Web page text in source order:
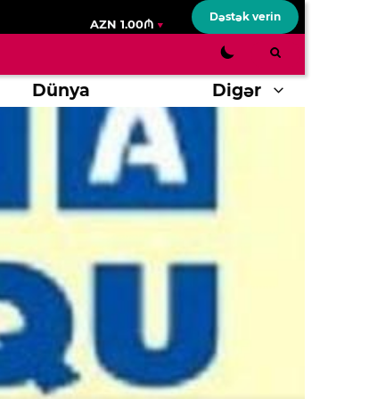
AZN 1.00₼
Dəstək verin
Dünya Digər